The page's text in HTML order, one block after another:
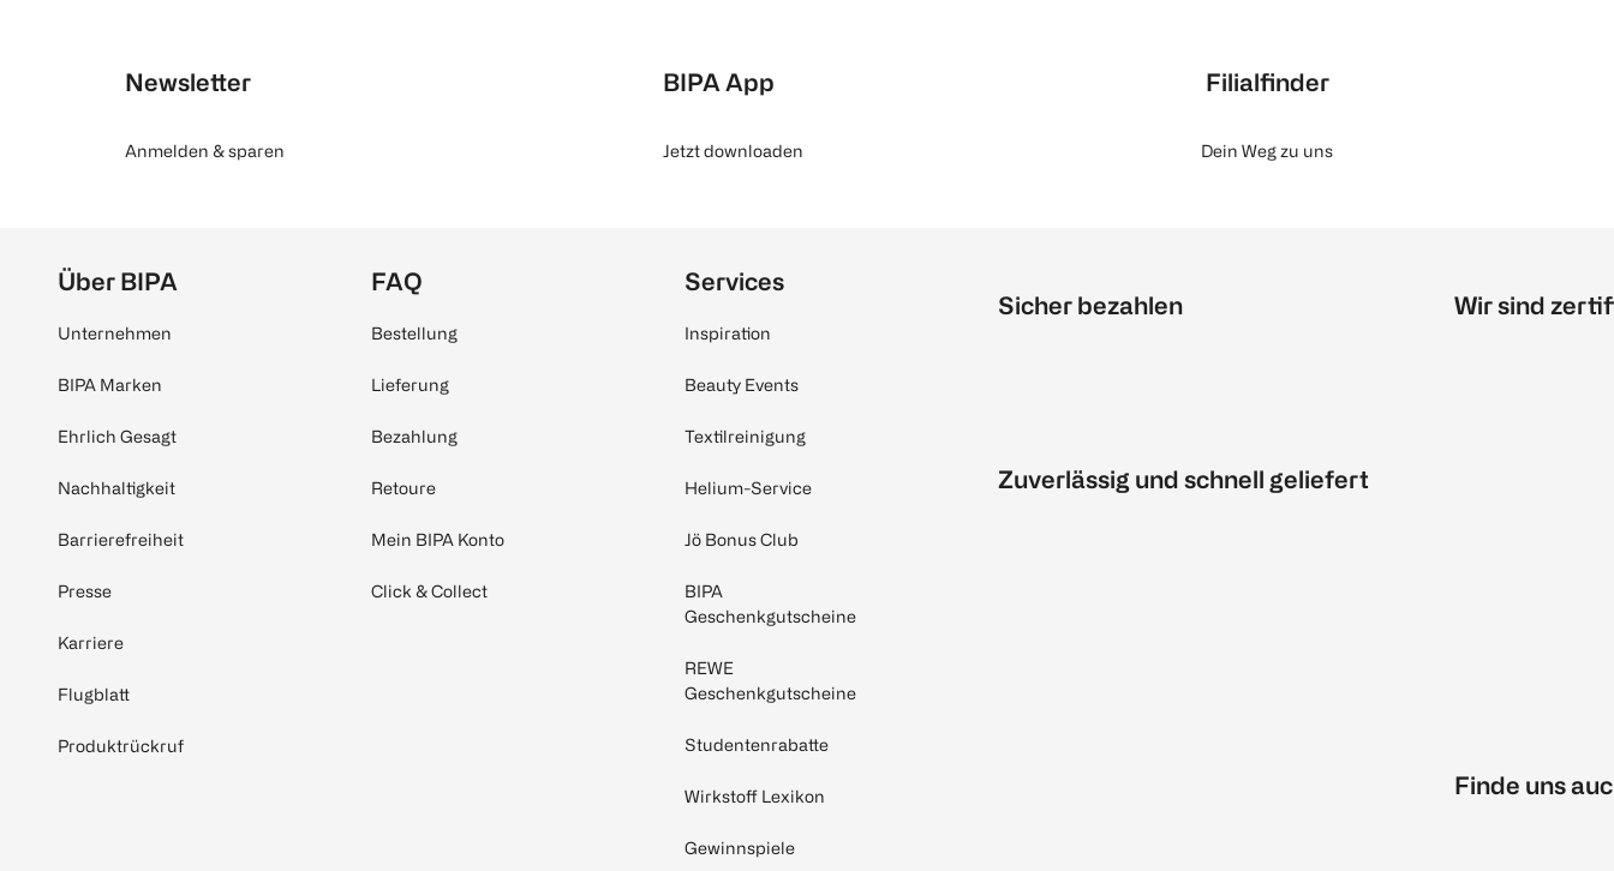
Newsletter
Anmelden & sparen
BIPA App
Jetzt downloaden
Filialfinder
Dein Weg zu uns
Über BIPA
Unternehmen
BIPA Marken
Ehrlich Gesagt
Nachhaltigkeit
Barrierefreiheit
Presse
Karriere
Flugblatt
Produktrückruf
FAQ
Bestellung
Lieferung
Bezahlung
Retoure
Mein BIPA Konto
Click & Collect
Services
Inspiration
Beauty Events
Textilreinigung
Helium-Service
Jö Bonus Club
BIPA
Geschenkgutscheine
REWE
Geschenkgutscheine
Studentenrabatte
Wirkstoff Lexikon
Gewinnspiele
Sicher bezahlen
Zuverlässig und schnell geliefert
Wir sind
Finde uns